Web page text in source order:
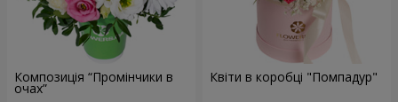
Композиція “Промінчики в
очах”
Квіти в коробці "Помпадур"